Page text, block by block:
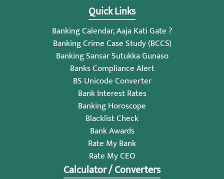
Quick Links
Banking Calendar, Aaja Kati Gate ?
Banking Crime Case Study (BCCS)
Banking Sansar Sutukka Gunaso
Banks Compliance Alert
BS Unicode Converter
Bank Interest Rates
Banking Horoscope
Blacklist Check
Bank Awards
Rate My Bank
Rate My CEO
Calculator / Converters